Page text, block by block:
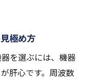
極め方
を選ぶには、機器
肝心です。周波数